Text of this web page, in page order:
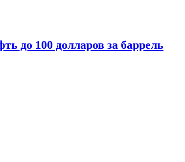
до 100 долларов за баррель